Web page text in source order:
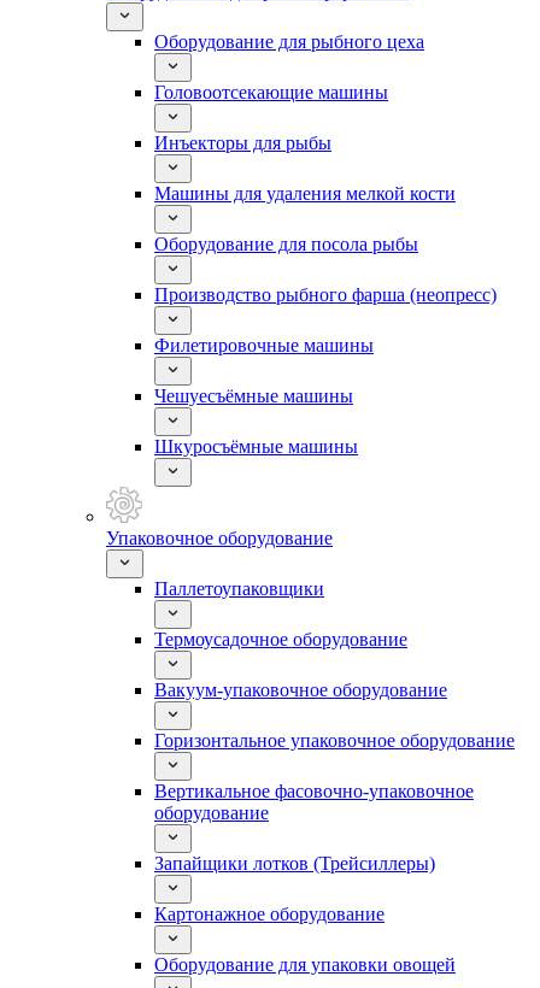
Оборудование для рыбного цеха
Головоотсекающие машины
Инъекторы для рыбы
Машины для удаления мелкой кости
Оборудование для посола рыбы
Производство рыбного фарша (неопресс)
Филетировочные машины
Чешуесъёмные машины
Шкуросъёмные машины
Упаковочное оборудование
Паллетоупаковщики
Термоусадочное оборудование
Вакуум-упаковочное оборудование
Горизонтальное упаковочное оборудование
Вертикальное фасовочно-упаковочное
оборудование
Запайщики лотков (Трейсиллеры)
Картонажное оборудование
Оборудование для упаковки овощей